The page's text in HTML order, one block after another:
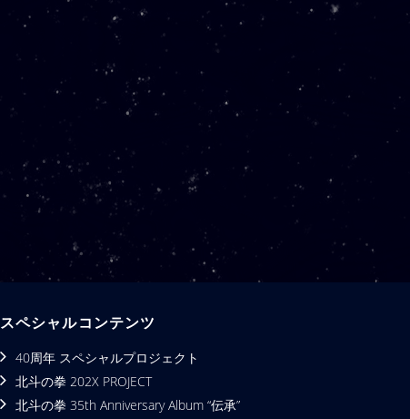
スペシャルコンテンツ
40周年 スペシャルプロジェクト
北斗の拳 202X PROJECT
北斗の拳 35th Anniversary Album “伝承”